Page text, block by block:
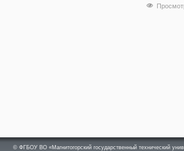
© ФГБОУ ВО «Магнитогорский государственный технический